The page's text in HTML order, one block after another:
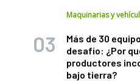
Maquinarias y
Más de 30
desafío: ¿Por
productores
bajo tierra?